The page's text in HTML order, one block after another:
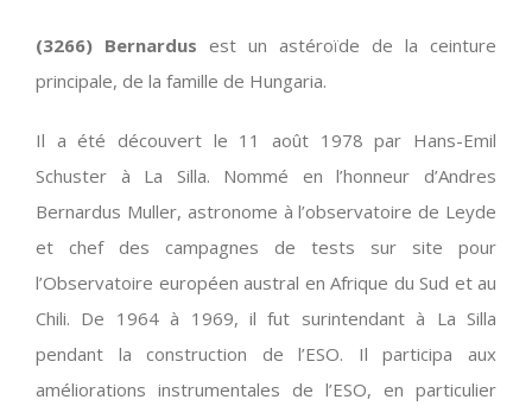
(3266) Bernardus est un astéroïde de la ceinture
principale, de la famille de Hungaria.
Il a été découvert le 11 août 1978 par Hans-Emil
Schuster à La Silla. Nommé en l’honneur d’Andres
Bernardus Muller, astronome à l’observatoire de Leyde
et chef des campagnes de tests sur site pour
l’Observatoire européen austral en Afrique du Sud et au
Chili. De 1964 à 1969, il fut surintendant à La Silla
pendant la construction de l’ESO. Il participa aux
améliorations instrumentales de l’ESO, en particulier